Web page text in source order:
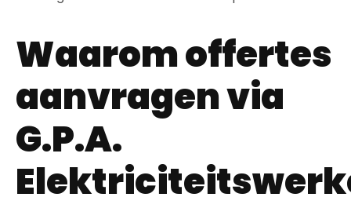
Waarom offertes
aanvragen via
G.P.A.